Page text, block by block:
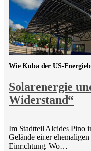
Solarenergie
Widerstand“
Wie Kuba der US-
Im Stadtteil Alcides Pino
Gelände einer
Einrichtung. Wo…